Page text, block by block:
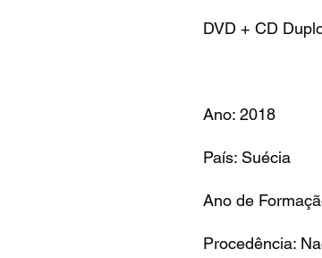
DVD + CD
Ano: 2018
País: Suécia
Ano de
Procedência: